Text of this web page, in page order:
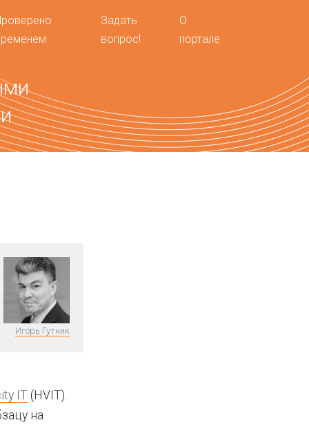
Задать
вопрос!
О
портале
Игорь Гутник
IT (HVIT).
на